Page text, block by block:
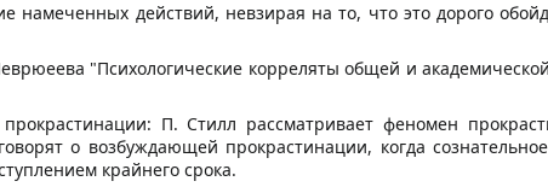
действий, невзирая на то, что это дорого
"Психологические корреляты общей и
П. Стилл рассматривает феномен
о возбуждающей прокрастинации, когда
крайнего срока.